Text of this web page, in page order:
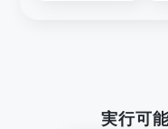
実行可